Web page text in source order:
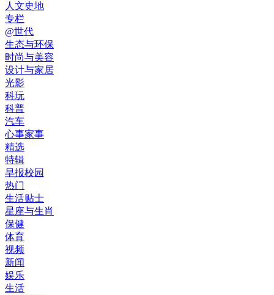
人文史地
专栏
@世代
生态与环保
时尚与美容
设计与家居
光影
科玩
科普
汽车
心事家事
精选
特辑
早报校园
热门
生活贴士
星座与生肖
保健
体育
视频
新闻
娱乐
生活